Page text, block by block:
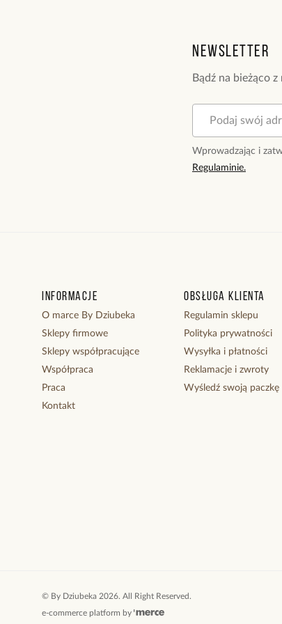
Newsletter
Bądź na bieżąco
Wprowadzając i
Regulaminie.
Informacje
O marce By Dziubeka
Sklepy firmowe
Sklepy współpracujące
Współpraca
Praca
Kontakt
Obsługa klienta
Regulamin sklepu
Polityka prywatności
Wysyłka i płatności
Reklamacje i zwroty
Wyśledź swoją paczkę
© By Dziubeka 2026. All Right Reserved.
e-commerce platform by